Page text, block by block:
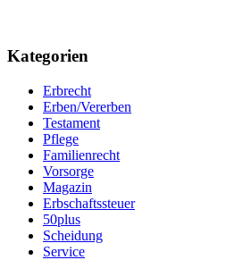
Kategorien
Erbrecht
Erben/Vererben
Testament
Pflege
Familienrecht
Vorsorge
Magazin
Erbschaftssteuer
50plus
Scheidung
Service